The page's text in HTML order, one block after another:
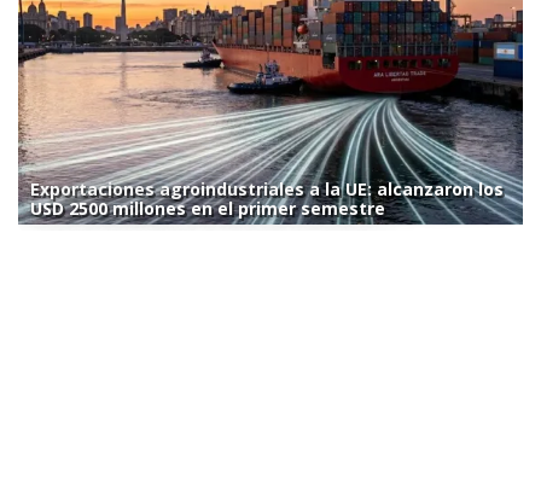
Exportaciones agroindustriales a la UE: alcanzaron los
USD 2500 millones en el primer semestre